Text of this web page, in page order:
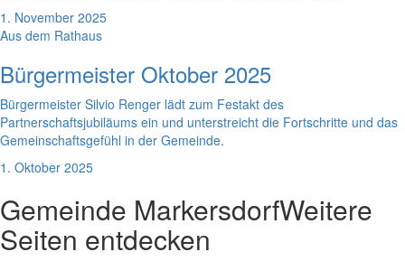
1. November 2025
Aus dem Rathaus
Bürgermeister Oktober 2025
Bürgermeister Silvio Renger lädt zum Festakt des
Partnerschaftsjubiläums ein und unterstreicht die Fortschritte und das
Gemeinschaftsgefühl in der Gemeinde.
1. Oktober 2025
Gemeinde MarkersdorfWeitere
Seiten entdecken